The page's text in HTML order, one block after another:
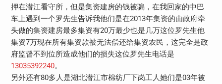
押在潜江看守所，但是集资建房的钱被骗，在我回家的中巴
车上遇到一个罗先生告诉我他们是在2013年集资的由政府牵
头做的集资建房最多集资有20万最少也是几万这位罗先生他
集资7万现在所有集资款被无法偿还给集资农民，这完全是政
府监督不到位所造成他们的损失这位罗先生电话是
13035392240。
另外还有80多人是湖北潜江市棉纺厂下岗工人她们是03年被